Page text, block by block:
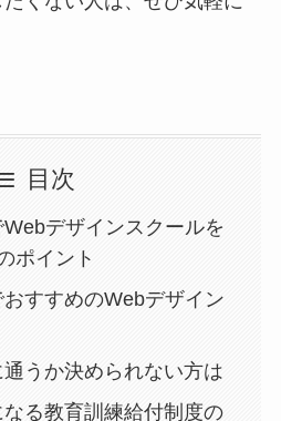
目次
デザインスクールを
ポイント
すすめのWebデザイン
うか決められない方は
る教育訓練給付制度の